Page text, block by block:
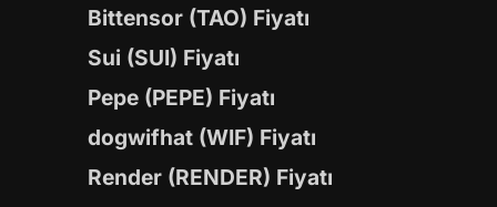
Bittensor (TAO) Fiyatı
Sui (SUI) Fiyatı
Pepe (PEPE) Fiyatı
dogwifhat (WIF) Fiyatı
Render (RENDER) Fiyatı